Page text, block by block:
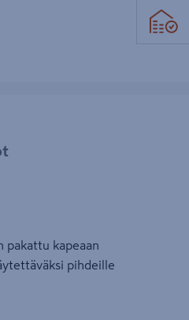
kapeaan
pihdeille